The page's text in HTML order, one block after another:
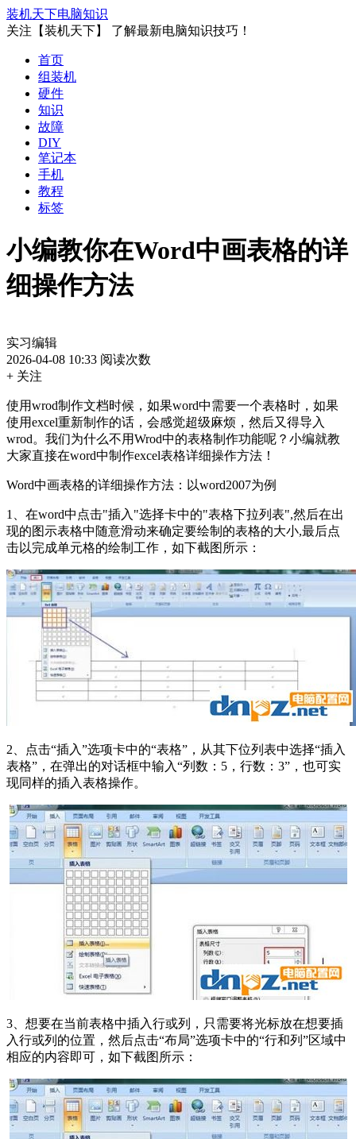
装机天下电脑知识
关注【装机天下】 了解最新电脑知识技巧！
首页
组装机
硬件
知识
故障
DIY
笔记本
手机
教程
标签
小编教你在Word中画表格的详
细操作方法
实习编辑
2026-04-08 10:33 阅读次数
+ 关注
使用wrod制作文档时候，如果word中需要一个表格时，如果
使用excel重新制作的话，会感觉超级麻烦，然后又得导入
wrod。我们为什么不用Wrod中的表格制作功能呢？小编就教
大家直接在word中制作excel表格详细操作方法！
Word中画表格的详细操作方法：以word2007为例
1、在word中点击"插入"选择卡中的"表格下拉列表",然后在出
现的图示表格中随意滑动来确定要绘制的表格的大小,最后点
击以完成单元格的绘制工作，如下截图所示：
2、点击“插入”选项卡中的“表格”，从其下位列表中选择“插入
表格”，在弹出的对话框中输入“列数：5，行数：3”，也可实
现同样的插入表格操作。
3、想要在当前表格中插入行或列，只需要将光标放在想要插
入行或列的位置，然后点击“布局”选项卡中的“行和列”区域中
相应的内容即可，如下截图所示：